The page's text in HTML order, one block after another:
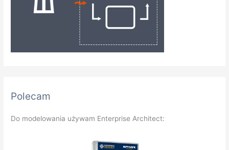
Polecam
Do modelowania używam Enterprise Architect: